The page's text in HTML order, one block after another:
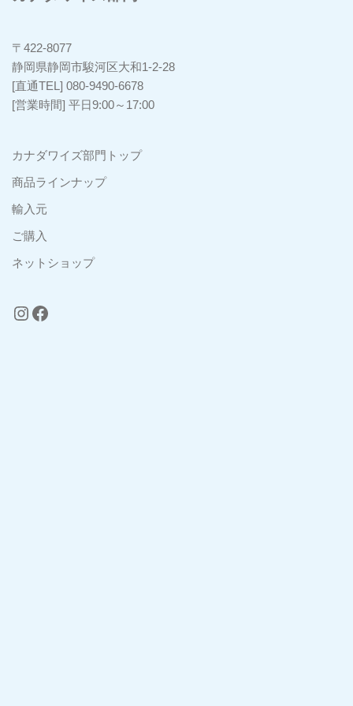
〒422-8077
静岡県静岡市駿河区大和1-2-28
[直通TEL] 080-9490-6678
[営業時間] 平日9:00～17:00
カナダワイズ部門トップ
商品ラインナップ
輸入元
ご購入
ネットショップ